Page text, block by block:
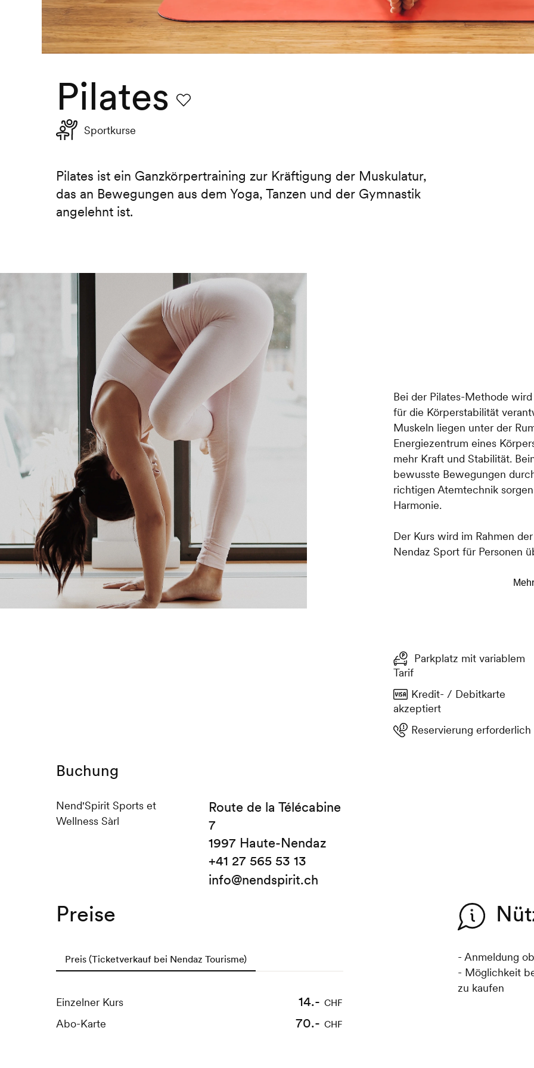
Pilates
Sportkurse
Pilates ist ein Ganzkörpertraining zur Kräftigung der Muskulatur,
das an Bewegungen aus dem Yoga, Tanzen und der Gymnastik
angelehnt ist.
Bei der Pilates-Methode
für die Körperstabilität
Muskeln liegen unter der
Energiezentrum eines
mehr Kraft und Stabilität.
bewusste Bewegungen
richtigen Atemtechnik
Harmonie.
Der Kurs wird im Rahmen
Nendaz Sport für Personen
Tarif
Kredit- / Debitkarte
akzeptiert
Reservierung erforderlich
Buchung
Nend'Spirit Sports et
Wellness Sàrl
Route de la Télécabine
7
1997 Haute-Nendaz
+41 27 565 53 13
info@nendspirit.ch
Preise
Preis (Ticketverkauf bei Nendaz Tourisme)
Einzelner Kurs 14.- CHF
Abo-Karte 70.- CHF
- Anmeldung
- Möglichkeit
zu kaufen